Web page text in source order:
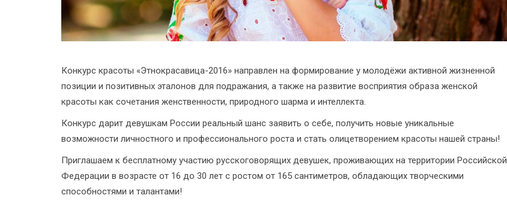
Конкурс красоты «Этнокрасавица-2016» направлен на формирование у молодёжи активной жизненной
позиции и позитивных эталонов для подражания, а также на развитие восприятия образа женской
красоты как сочетания женственности, природного шарма и интеллекта.
Конкурс дарит девушкам России реальный шанс заявить о себе, получить новые уникальные
возможности личностного и профессионального роста и стать олицетворением красоты нашей страны!
Приглашаем к бесплатному участию русскоговорящих девушек, проживающих на территории Российской
Федерации в возрасте от 16 до 30 лет с ростом от 165 сантиметров, обладающих творческими
способностями и талантами!